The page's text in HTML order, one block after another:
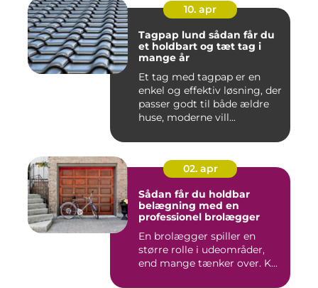
10. apr
Tagpap lund sådan får du
et holdbart og tæt tag i
mange år
Et tag med tagpap er en
enkel og effektiv løsning, der
passer godt til både ældre
huse, moderne vill...
02. apr
Sådan får du holdbar
belægning med en
professionel brolægger
En brolægger spiller en
større rolle i udeområder,
end mange tænker over. K...